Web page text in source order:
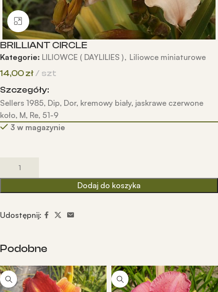
Kliknij, aby powiększyć
BRILLIANT CIRCLE
Kategorie: LILIOWCE ( DAYLILIES ), Liliowce miniaturowe
14,00zł
szt
Szczegóły:
Sellers 1985, Dip, Dor, kremowy biały, jaskrawe czerwone
koło, M, Re, 51-9
3 w magazynie
Dodaj do koszyka
Udostępnij:
Podobne